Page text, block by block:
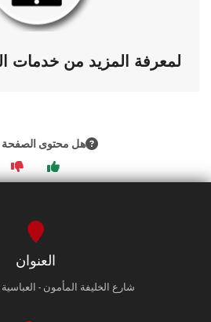
لمعرفة المزيد من خدمات
هل محتوى الصفحة
العنوان
شارع الخليفة المأمون -